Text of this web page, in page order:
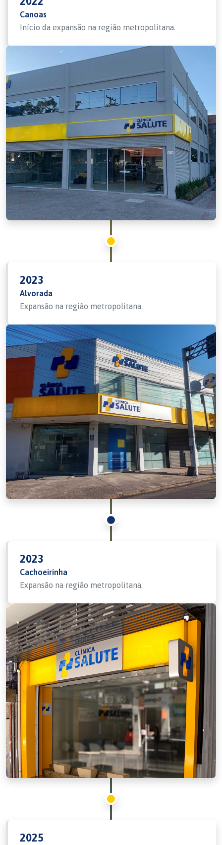
Canoas
Início da expansão na região metropolitana.
2023
Alvorada
Expansão na região metropolitana.
2023
Cachoeirinha
Expansão na região metropolitana.
2025